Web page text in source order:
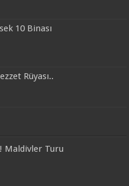
10 Binası
Rüyası..
Maldivler Turu